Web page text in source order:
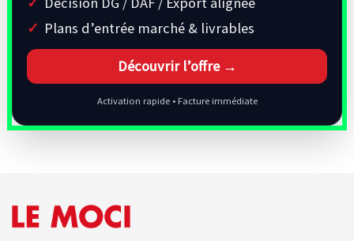
Plans d’entrée marché & livrables
Découvrir l’offre →
Activation rapide • Facture immédiate